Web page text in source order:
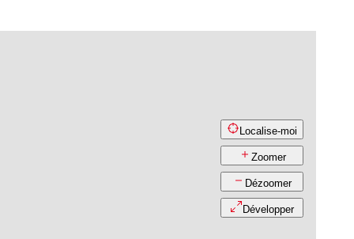
Localise-moi
Zoomer
Dézoomer
Développer